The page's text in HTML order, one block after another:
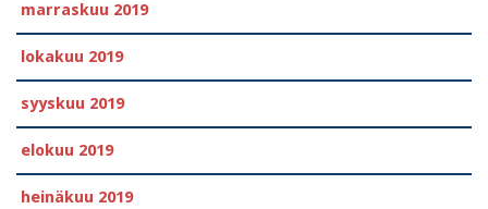
marraskuu 2019
lokakuu 2019
syyskuu 2019
elokuu 2019
heinäkuu 2019